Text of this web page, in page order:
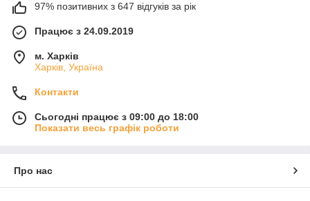
97% позитивних з 647 відгуків за рік
Працює з 24.09.2019
м. Харків
Харків, Україна
Контакти
Сьогодні працює з 09:00 до 18:00
Показати весь графік роботи
Про нас